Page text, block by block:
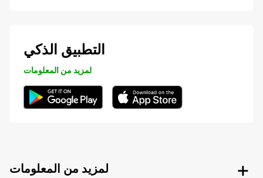
التطبيق الذكي
لمزيد من المعلومات
لمزيد من المعلومات